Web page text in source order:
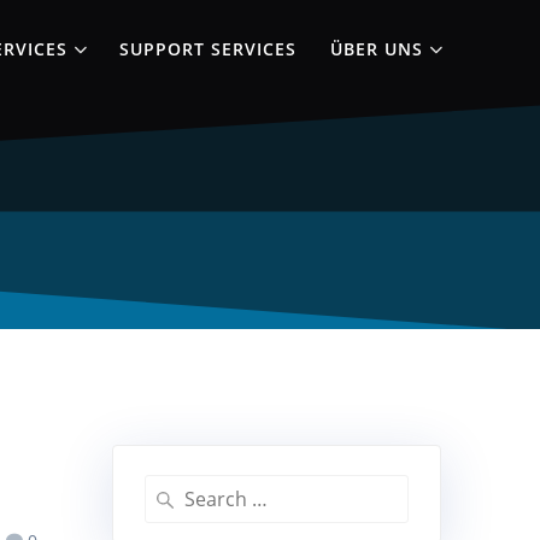
SUPPORT SERVICES ÜBER UNS
Search
for: